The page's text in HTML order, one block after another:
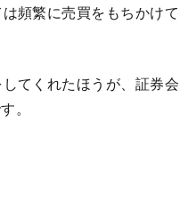
頻繁に売買をもちかけて
てくれたほうが、証券会
。